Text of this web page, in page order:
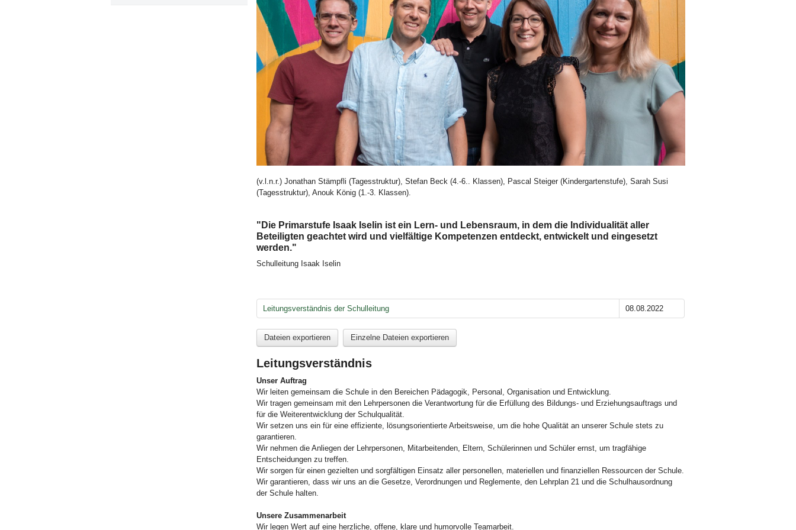
(v.l.n.r.) Jonathan Stämpfli (Tagesstruktur), Stefan Beck (4.-6.. Klassen), Pascal Steiger (Kindergartenstufe), Sarah Susi
(Tagesstruktur), Anouk König (1.-3. Klassen).
"Die Primarstufe Isaak Iselin ist ein Lern- und Lebensraum, in dem die Individualität aller
Beteiligten geachtet wird und vielfältige Kompetenzen entdeckt, entwickelt und eingesetzt
werden."
Schulleitung Isaak Iselin
Leitungsverständnis der Schulleitung 08.08.2022
Dateien exportieren Einzelne Dateien exportieren
Leitungsverständnis
Unser Auftrag
Wir leiten gemeinsam die Schule in den Bereichen Pädagogik, Personal, Organisation und Entwicklung.
Wir tragen gemeinsam mit den Lehrpersonen die Verantwortung für die Erfüllung des Bildungs- und Erziehungsauftrags und
für die Weiterentwicklung der Schulqualität.
Wir setzen uns ein für eine effiziente, lösungsorientierte Arbeitsweise, um die hohe Qualität an unserer Schule stets zu
garantieren.
Wir nehmen die Anliegen der Lehrpersonen, Mitarbeitenden, Eltern, Schülerinnen und Schüler ernst, um tragfähige
Entscheidungen zu treffen.
Wir sorgen für einen gezielten und sorgfältigen Einsatz aller personellen, materiellen und finanziellen Ressourcen der Schule.
Wir garantieren, dass wir uns an die Gesetze, Verordnungen und Reglemente, den Lehrplan 21 und die Schulhausordnung
der Schule halten.
Unsere Zusammenarbeit
Wir legen Wert auf eine herzliche, offene, klare und humorvolle Teamarbeit.